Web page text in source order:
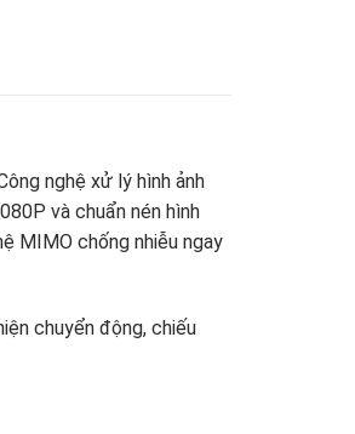
nghệ xử lý hình ảnh
và chuẩn nén hình
MIMO chống nhiễu ngay
chuyển động, chiếu